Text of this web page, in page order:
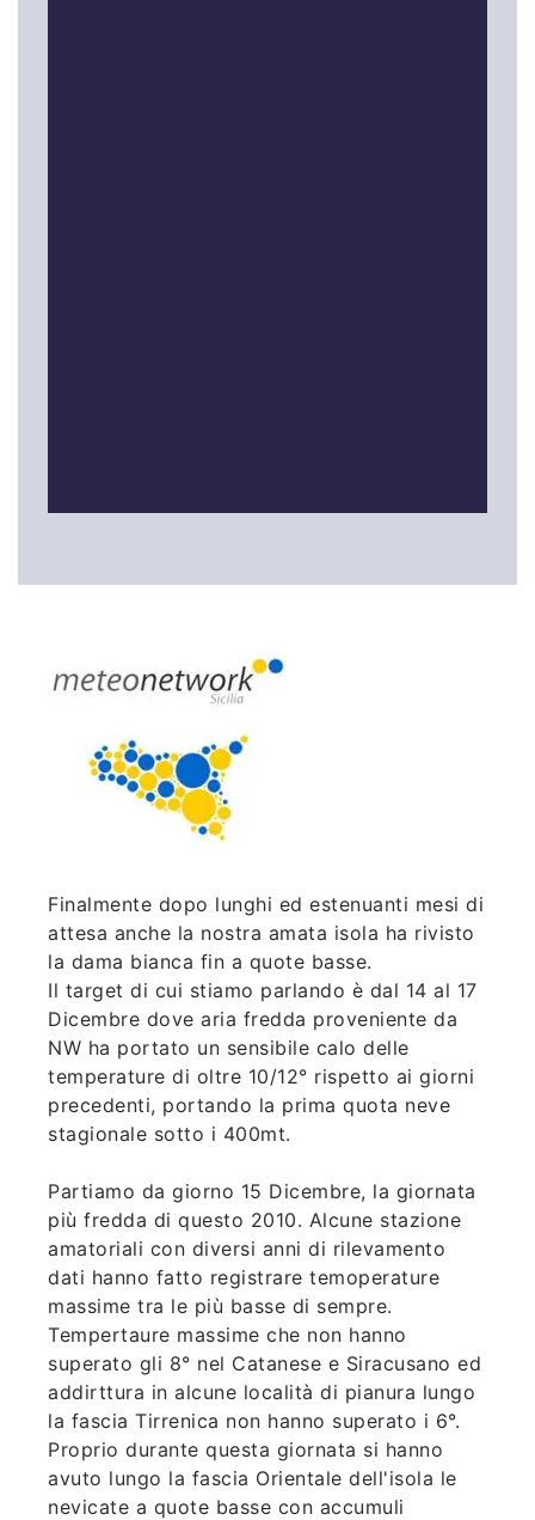
Finalmente dopo lunghi ed estenuanti mesi di
attesa anche la nostra amata isola ha rivisto
la dama bianca fin a quote basse.
Il target di cui stiamo parlando è dal 14 al 17
Dicembre dove aria fredda proveniente da
NW ha portato un sensibile calo delle
temperature di oltre 10/12° rispetto ai giorni
precedenti, portando la prima quota neve
stagionale sotto i 400mt.
Partiamo da giorno 15 Dicembre, la giornata
più fredda di questo 2010. Alcune stazione
amatoriali con diversi anni di rilevamento
dati hanno fatto registrare temoperature
massime tra le più basse di sempre.
Tempertaure massime che non hanno
superato gli 8° nel Catanese e Siracusano ed
addirttura in alcune località di pianura lungo
la fascia Tirrenica non hanno superato i 6°.
Proprio durante questa giornata si hanno
avuto lungo la fascia Orientale dell'isola le
nevicate a quote basse con accumuli